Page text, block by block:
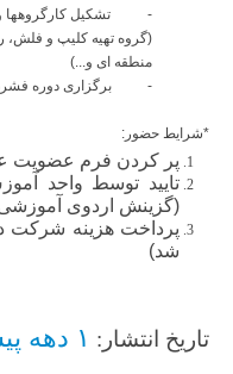
- تشکیل کارگروهها و
(گروه تهیه کلیپ و فلش،
منطقه ای و...)
- برگزاری دوره
*شرایط حضور:
پر کردن فرم عضویت
تایید توسط واحد
(گزینش اردوی
پرداخت هزینه شرکت
شد)
تاریخ انتشار: ۱ دهه پیش